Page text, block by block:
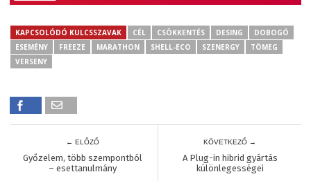
KAPCSOLÓDÓ KULCSSZAVAK CÉL CSÖKKENTÉS DESING
DOBOGÓ
ESEMÉNY
FREEZE MARATHON SHELL-ECO SZENERGY
TÖMEG
VERSENY
← ELŐZŐ
Győzelem, több szempontból
– esettanulmány
KÖVETKEZŐ →
A Plug-in hibrid gyártás
különlegességei